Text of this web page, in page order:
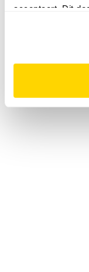
accepteert. Dit
website niet